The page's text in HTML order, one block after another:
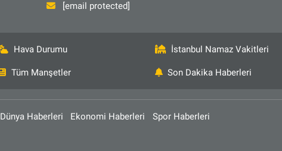
[email protected]
Hava Durumu İstanbul Namaz Vakitleri
Tüm Manşetler Son Dakika Haberleri
Dünya Haberleri Ekonomi Haberleri
Spor Haberleri